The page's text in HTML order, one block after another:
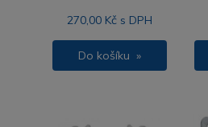
270,00 Kč s DPH
Do košíku »